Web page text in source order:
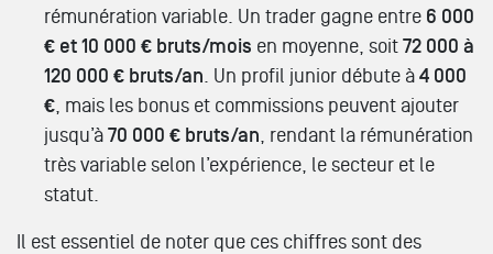
rémunération variable. Un trader gagne entre 6 000
€ et 10 000 € bruts/mois en moyenne, soit 72 000 à
120 000 € bruts/an . Un profil junior débute à 4 000
€ , mais les bonus et commissions peuvent ajouter
jusqu’à 70 000 € bruts/an , rendant la rémunération
très variable selon l’expérience, le secteur et le
statut.
Il est essentiel de noter que ces chiffres sont des